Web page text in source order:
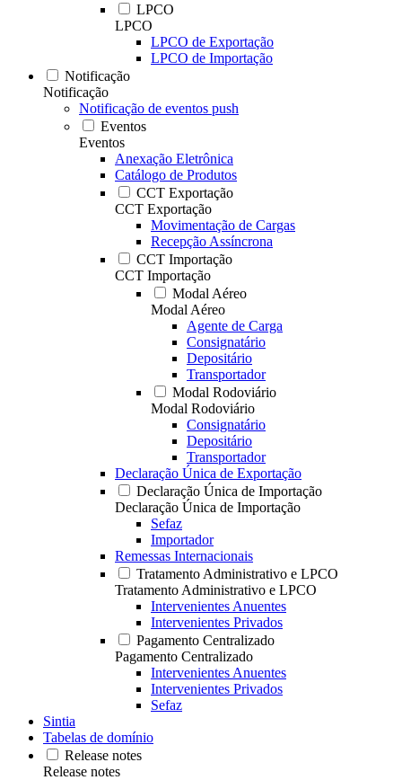
LPCO
LPCO
LPCO de Exportação
LPCO de Importação
Notificação
Notificação
Notificação de eventos push
Eventos
Eventos
Anexação Eletrônica
Catálogo de Produtos
CCT Exportação
CCT Exportação
Movimentação de Cargas
Recepção Assíncrona
CCT Importação
CCT Importação
Modal Aéreo
Modal Aéreo
Agente de Carga
Consignatário
Depositário
Transportador
Modal Rodoviário
Modal Rodoviário
Consignatário
Depositário
Transportador
Declaração Única de Exportação
Declaração Única de Importação
Declaração Única de Importação
Sefaz
Importador
Remessas Internacionais
Tratamento Administrativo e LPCO
Tratamento Administrativo e LPCO
Intervenientes Anuentes
Intervenientes Privados
Pagamento Centralizado
Pagamento Centralizado
Intervenientes Anuentes
Intervenientes Privados
Sefaz
Sintia
Tabelas de domínio
Release notes
Release notes